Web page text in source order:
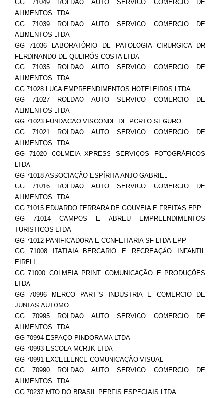
GG 71049 ROLDAO AUTO SERVICO COMERCIO DE
ALIMENTOS LTDA
GG 71039 ROLDAO AUTO SERVICO COMERCIO DE
ALIMENTOS LTDA
GG 71036 LABORATÓRIO DE PATOLOGIA CIRURGICA DR
FERDINANDO DE QUEIRÓS COSTA LTDA
GG 71035 ROLDAO AUTO SERVICO COMERCIO DE
ALIMENTOS LTDA
GG 71028 LUCA EMPREENDIMENTOS HOTELEIROS LTDA
GG 71027 ROLDAO AUTO SERVICO COMERCIO DE
ALIMENTOS LTDA
GG 71023 FUNDACAO VISCONDE DE PORTO SEGURO
GG 71021 ROLDAO AUTO SERVICO COMERCIO DE
ALIMENTOS LTDA
GG 71020 COLMEIA XPRESS SERVIÇOS FOTOGRÁFICOS
LTDA
GG 71018 ASSOCIAÇÃO ESPÍRITA ANJO GABRIEL
GG 71016 ROLDAO AUTO SERVICO COMERCIO DE
ALIMENTOS LTDA
GG 71015 EDUARDO FERRARA DE GOUVEIA E FREITAS EPP
GG 71014 CAMPOS E ABREU EMPREENDIMENTOS
TURISTICOS LTDA
GG 71012 PANIFICADORA E CONFEITARIA SF LTDA EPP
GG 71008 ITATIAIA BERCARIO E RECREAÇÃO INFANTIL
EIRELI
GG 71000 COLMEIA PRINT COMUNICAÇÃO E PRODUÇÕES
LTDA
GG 70996 MERCO PART`S INDUSTRIA E COMERCIO DE
JUNTAS AUTOMO
GG 70995 ROLDAO AUTO SERVICO COMERCIO DE
ALIMENTOS LTDA
GG 70994 ESPAÇO PINDORAMA LTDA
GG 70993 ESCOLA MCRJK LTDA
GG 70991 EXCELLENCE COMUNICAÇÃO VISUAL
GG 70990 ROLDAO AUTO SERVICO COMERCIO DE
ALIMENTOS LTDA
GG 70237 MTO DO BRASIL PERFIS ESPECIAIS LTDA